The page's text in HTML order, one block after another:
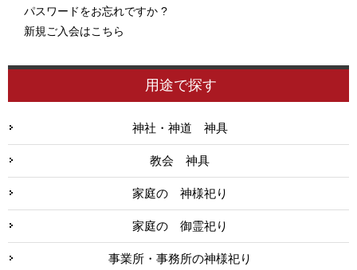
パスワードをお忘れですか ?
新規ご入会はこちら
用途で探す
神社・神道 神具
教会 神具
家庭の 神様祀り
家庭の 御霊祀り
事業所・事務所の神様祀り